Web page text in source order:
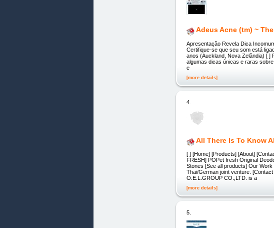
Adeus Acne (tm) ~
Apresentação Revela Dica
Certifique-se que seu som está
anos (Auckland, Nova Zelândia) [ ]
algumas dicas únicas e raras
e
[more details]
4.
All There Is To Know
[ ] [Home] [Products] [About]
FRESH] POPet fresh Original
Stones [See all products] Our
Thai/German joint venture.
O.E.L.GROUP CO.,LTD. is a
[more details]
5.